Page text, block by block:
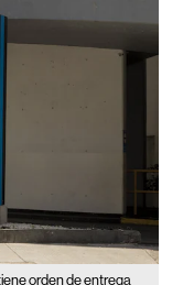
orden de entrega